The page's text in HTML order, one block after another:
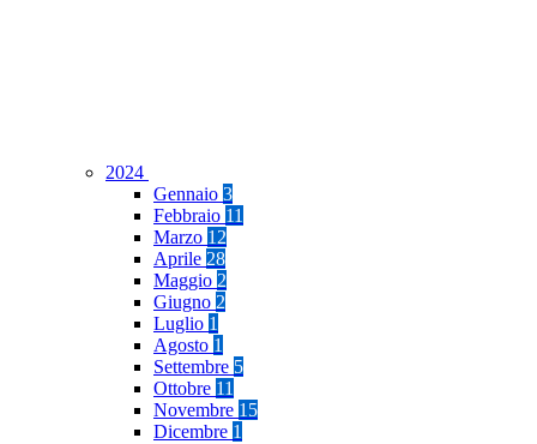
2024
Gennaio 3
Febbraio 11
Marzo 12
Aprile 28
Maggio 2
Giugno 2
Luglio 1
Agosto 1
Settembre 5
Ottobre 11
Novembre 15
Dicembre 1